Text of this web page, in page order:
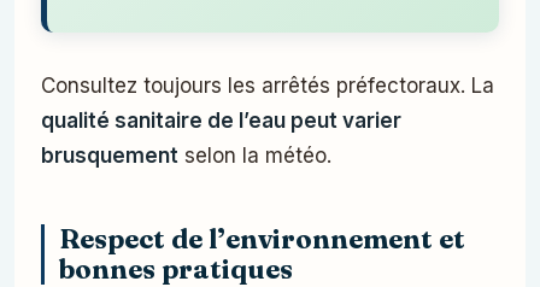
Consultez toujours les arrêtés préfectoraux. La
qualité sanitaire de l’eau peut varier
brusquement selon la météo.
Respect de l’environnement et
bonnes pratiques